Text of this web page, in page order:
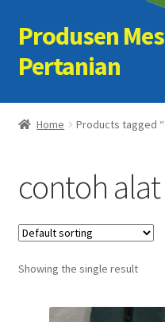
Skip
to
navigation
Skip
to
content
Produsen
Pertanian
Home
Cart
Checkout
Kontak Kami
My account
Home Products tagged
contoh
Showing the single result